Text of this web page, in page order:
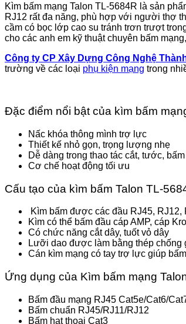
Kìm bấm mạng Talon TL-5684R là sản
RJ12 rất đa năng, phù hợp với người thợ
cầm có bọc lớp cao su tránh trơn trượt
cho các anh em kỹ thuật chuyên bấm
Công ty CP Xây Dựng Công Nghệ
trường về các loại phụ kiện mạng trong
Đặc điểm nổi bật của kìm bấm
Nấc khóa thông mình trợ lực
Thiết kế nhỏ gọn, trọng lượng nhẹ
Dễ dàng trong thao tác cắt, tước, bấm
Cơ chế hoạt động tối ưu
Cấu tạo của kìm bấm Talon TL-
Kìm bấm được các đầu RJ45, RJ12,
Kìm có thể bấm đầu cáp AMP, cáp
Có chức năng cắt dây, tuốt vỏ dây
Lưỡi dao được làm bằng thép chống
Cán kìm mạng có tay trợ lực giúp
Ứng dụng của Kìm bấm mạng
Bấm đầu mạng RJ45 Cat5e/Cat6/
Bấm chuẩn RJ45/RJ11/RJ12
Bấm hạt thoại Cat3